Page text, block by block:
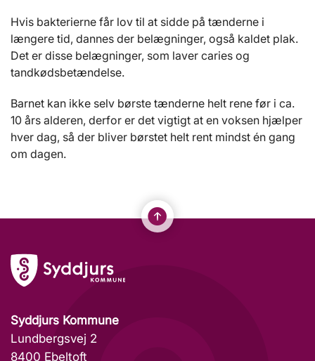
Hvis bakterierne får lov til at sidde på tænderne i
længere tid, dannes der belægninger, også kaldet plak.
Det er disse belægninger, som laver caries og
tandkødsbetændelse.
Barnet kan ikke selv børste tænderne helt rene før i ca.
10 års alderen, derfor er det vigtigt at en voksen hjælper
hver dag, så der bliver børstet helt rent mindst én gang
om dagen.
Syddjurs Kommune
Lundbergsvej 2
8400 Ebeltoft